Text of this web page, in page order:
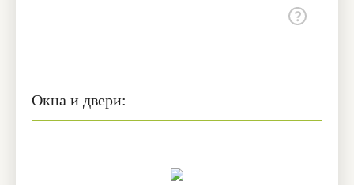
Окна и двери: